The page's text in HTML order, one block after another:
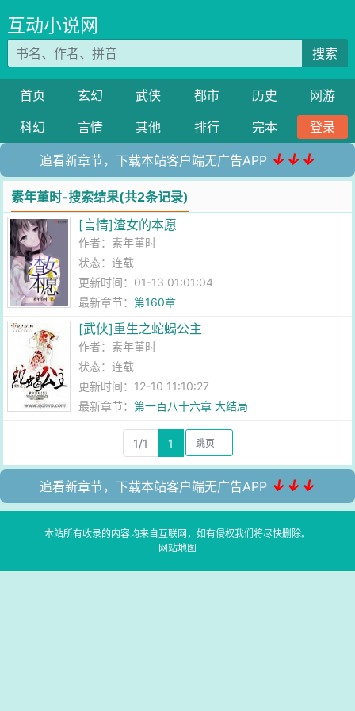
互动小说网
搜索
首页 玄幻 武侠 都市 历史
网游
科幻
言情 其他 排行 完本 登录
追看新章节，下载本站客户端无广告APP ↓↓↓
素年堇时-搜索结果(共2条记录)
[言情]渣女的本愿
作者： 素年堇时
状态：连载
更新时间：01-13 01:01:04
最新章节：第160章
[武侠]重生之蛇蝎公主
作者： 素年堇时
状态：连载
更新时间：12-10 11:10:27
最新章节：第一百八十六章 大结局
1/1 1
追看新章节，下载本站客户端无广告APP ↓↓↓
本站所有收录的内容均来自互联网，如有侵权我们将尽快删除。
网站地图